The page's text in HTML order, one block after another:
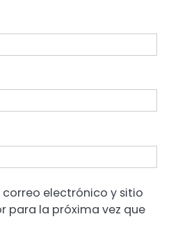
electrónico y sitio
para la próxima vez que